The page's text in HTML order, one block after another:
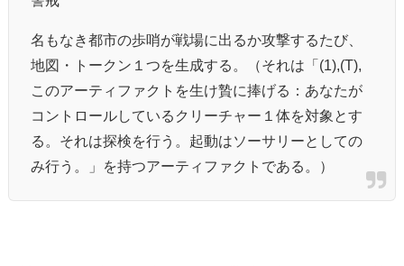
名もなき都市の歩哨が戦場に出るか攻撃するたび、
地図・トークン１つを生成する。（それは「(1),(T),
このアーティファクトを生け贄に捧げる：あなたが
コントロールしているクリーチャー１体を対象とす
る。それは探検を行う。起動はソーサリーとしての
み行う。」を持つアーティファクトである。）